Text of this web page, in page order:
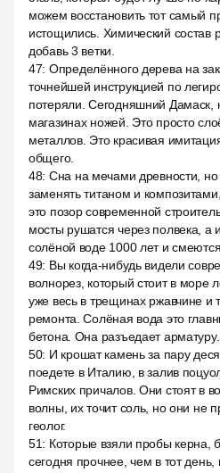
можем восстановить тот самый
истощились. Химический состав
добавь 3 ветки.
47: Определённого дерева на
точнейшей инструкцией по
потеряли. Сегодняшний Дамаск,
магазинах ножей. Это просто
металлов. Это красивая
общего.
48: Сна на мечами древности,
заменять титаном и
это позор современной
мосты рушатся через полвека, а
солёной воде 1000 лет и
49: Вы когда-нибудь видели
волнорез, который стоит в море
уже весь в трещинах ржавчине и
ремонта. Солёная вода это
бетона. Она разъедает арматуру.
50: И крошат камень за пару
поедете в Италию, в залив
Римских причалов. Они стоят в
волны, их точит соль, но они не
геолог.
51: Которые взяли пробы керна,
сегодня прочнее, чем в тот день,